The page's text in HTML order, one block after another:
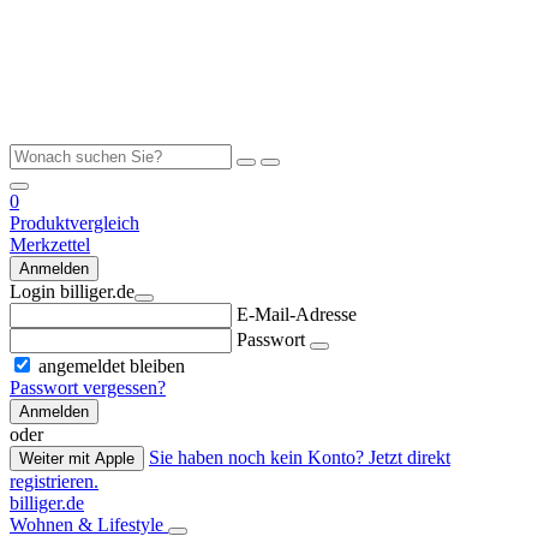
0
Produktvergleich
Merkzettel
Anmelden
Login billiger.de
E-Mail-Adresse
Passwort
angemeldet bleiben
Passwort vergessen?
Anmelden
oder
Weiter mit Apple
Sie haben noch kein Konto? Jetzt direkt
registrieren.
billiger.de
Wohnen & Lifestyle